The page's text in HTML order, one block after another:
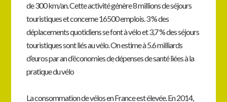
de 300 km/an. Cette activité génère 8 millions de séjours
touristiques et concerne 16500 emplois. 3 % des
déplacements quotidiens se font à vélo et 3,7 % des séjours
touristiques sont liés au vélo. On estime à 5.6 milliards
d’euros par an d’économies de dépenses de santé liées à la
pratique du vélo
La consommation de vélos en France est élevée. En 2014,